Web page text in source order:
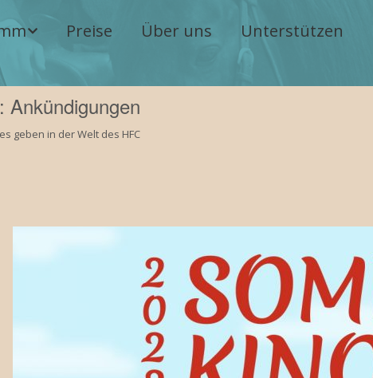
Preise Über uns Unterstützen
Ankündigungen
geben in der Welt des HFC